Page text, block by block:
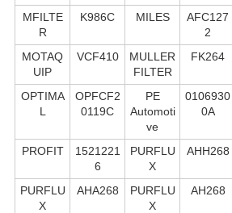
MFILTE
R
K986C MILES
AFC127
2
MOTAQ
UIP
VCF410
MULLER
FILTER
FK264
OPTIMA
L
OPFCF2
0119C
PE
Automoti
ve
0106930
0A
PROFIT
1521221
6
PURFLU
X
AHH268
PURFLU
X
AHA268
PURFLU
X
AH268